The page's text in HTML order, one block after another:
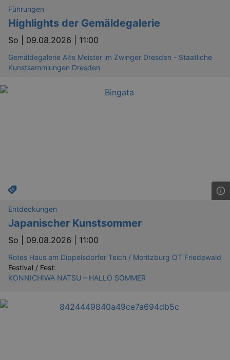
Führungen
Highlights der Gemäldegalerie
So | 09.08.2026 | 11:00
Gemäldegalerie Alte Meister im Zwinger Dresden - Staatliche
Kunstsammlungen Dresden
Entdeckungen
Japanischer Kunstsommer
So | 09.08.2026 | 11:00
Rotes Haus am Dippelsdorfer Teich / Moritzburg OT Friedewald
Festival / Fest:
KONNICHIWA NATSU – HALLO SOMMER
_gat_UA-12823294-20
dresden.reservix.de
GPS
VISITOR_INFO1_LIVE
Google LLC